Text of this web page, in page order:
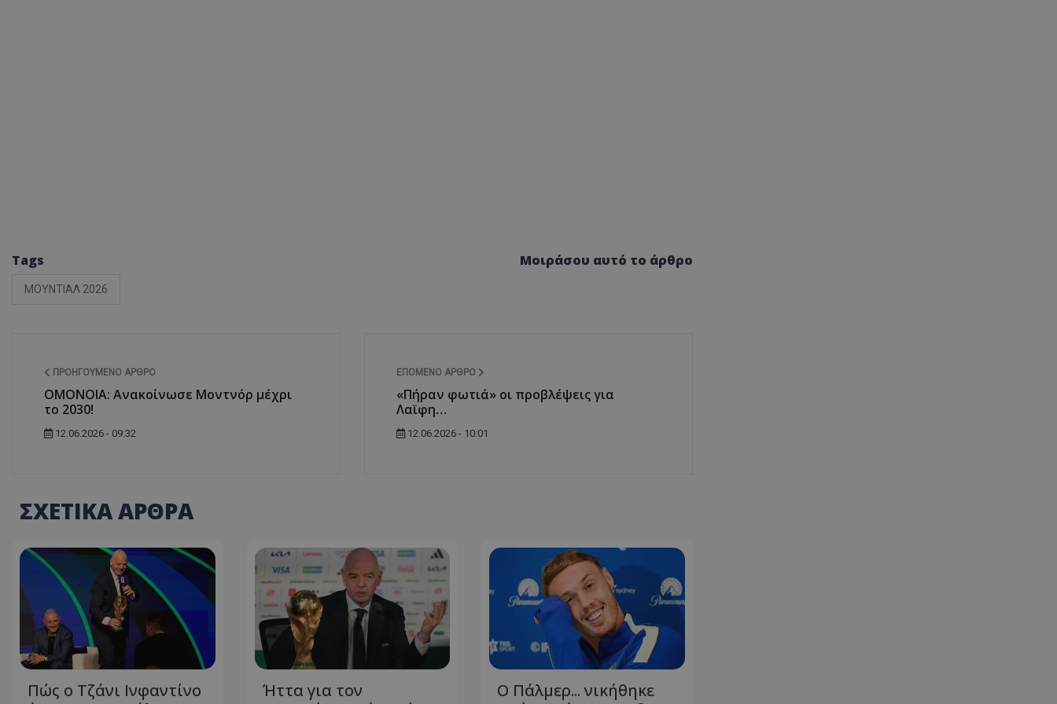
Tags
ΜΟΥΝΤΙΑΛ 2026
Μοιράσου αυτό το άρθρο
ΠΡΟΗΓΟΎΜΕΝΟ ΆΡΘΡΟ
ΟΜΟΝΟΙΑ: Ανακοίνωσε Μοντνόρ μέχρι
το 2030!
12.06.2026 - 09:32
ΕΠΌΜΕΝΟ ΆΡΘΡΟ
«Πήραν φωτιά» οι προβλέψεις για
Λαϊφη…
12.06.2026 - 10:01
ΣΧΕΤΙΚΑ ΑΡΘΡΑ
Πώς ο Τζάνι Ινφαντίνο
Ήττα για τον
Ο Πάλμερ... νικήθηκε